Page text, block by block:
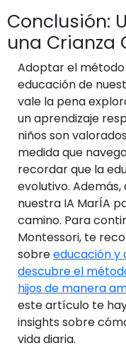
Conclusión:
una Crianza
Adoptar el
educación de
vale la pena
un aprendizaje
niños son
medida que
recordar que la
evolutivo.
nuestra IA MarÍA
camino. Para
Montessori, te
sobreeducación y
descubre el
hijos de manera
este artículo te
insights sobre
vida diaria.